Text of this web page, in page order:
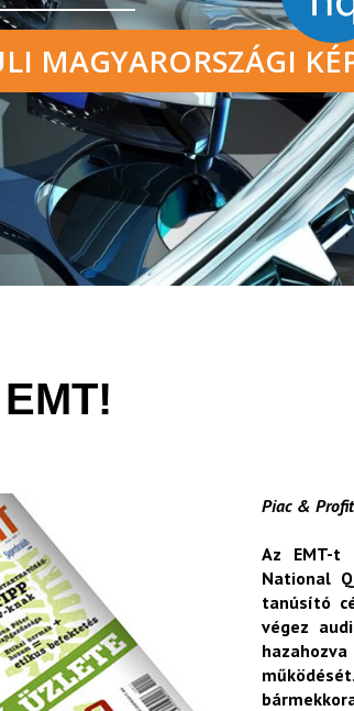
MAGYARORSZÁGI
Piac &
Az EMT-
National
tanúsító
végez